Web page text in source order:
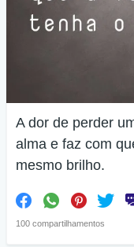
A dor de perder
alma e faz com
mesmo brilho.
100 compartilhamentos